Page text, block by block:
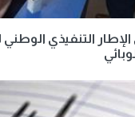
الإطار التنفيذي